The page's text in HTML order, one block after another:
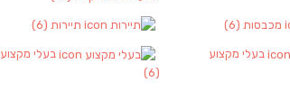
מכבסות (6) תיירות (6)
בעלי מקצוע
בעלי מקצוע
(6)